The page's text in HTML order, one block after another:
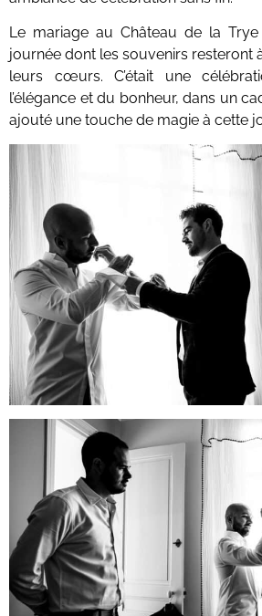
Le mariage au Château de la
journée dont les souvenirs resteront
leurs cœurs. C’était une
l’élégance et du bonheur, dans un
ajouté une touche de magie à cette